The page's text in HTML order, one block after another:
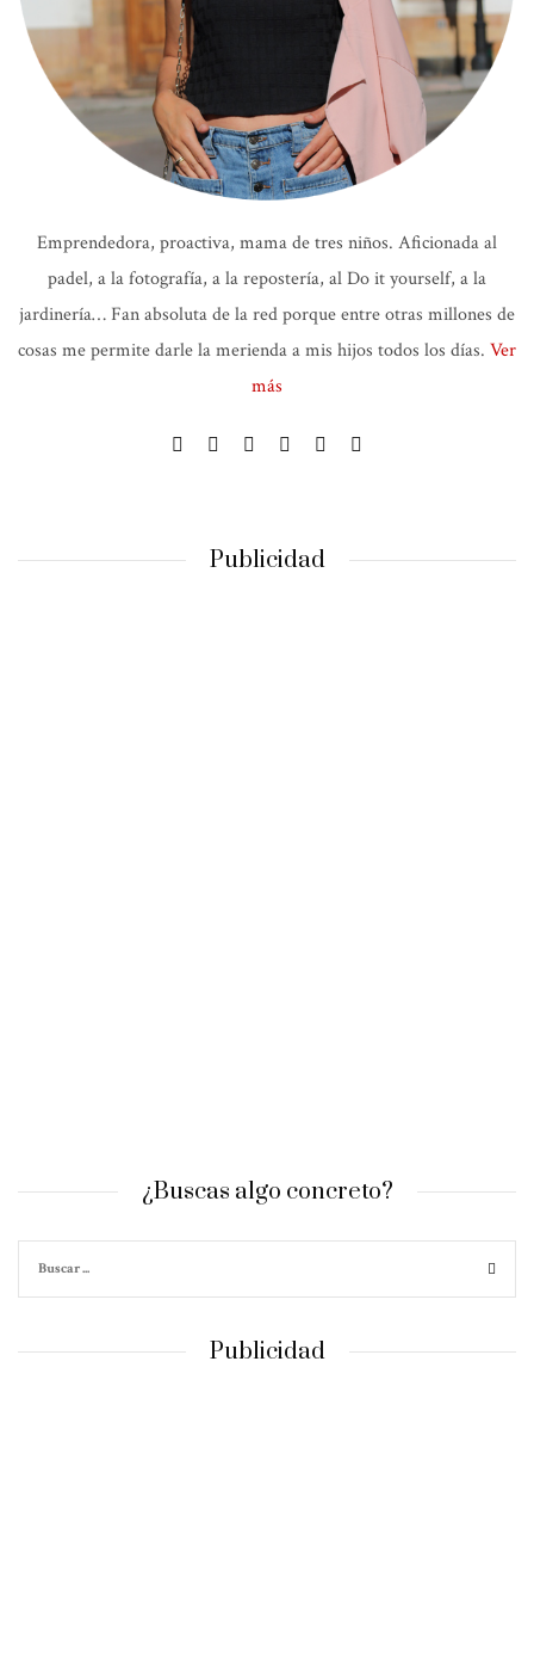
Emprendedora, proactiva, mama de tres niños. Aficionada al
padel, a la fotografía, a la repostería, al Do it yourself, a la
jardinería… Fan absoluta de la red porque entre otras millones de
cosas me permite darle la merienda a mis hijos todos los días. Ver
más
Publicidad
¿Buscas algo concreto?
Publicidad